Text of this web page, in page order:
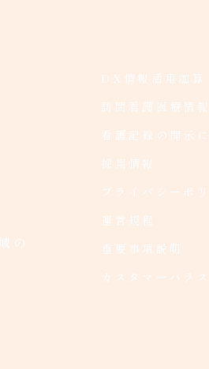
の
DX情報活用加算
訪問看護医療情
看護記録の開示
採用情報
プライバシーポ
運営規程
重要事項説明
カスタマーハラ